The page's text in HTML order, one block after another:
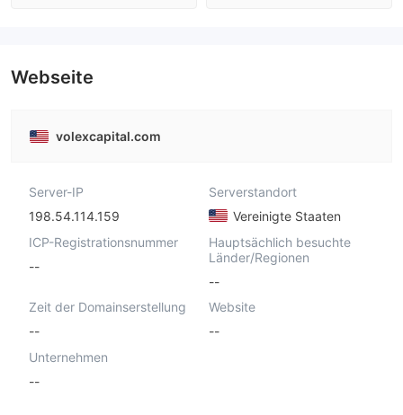
Webseite
volexcapital.com
Server-IP
198.54.114.159
Serverstandort
Vereinigte Staaten
ICP-Registrationsnummer
--
Hauptsächlich besuchte
Länder/Regionen
--
Zeit der Domainserstellung
--
Website
--
Unternehmen
--